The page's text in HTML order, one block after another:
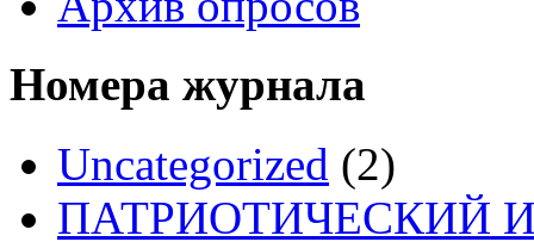
Номера журнала
Uncategorized (2)
ПАТРИОТИЧЕСКИЙ